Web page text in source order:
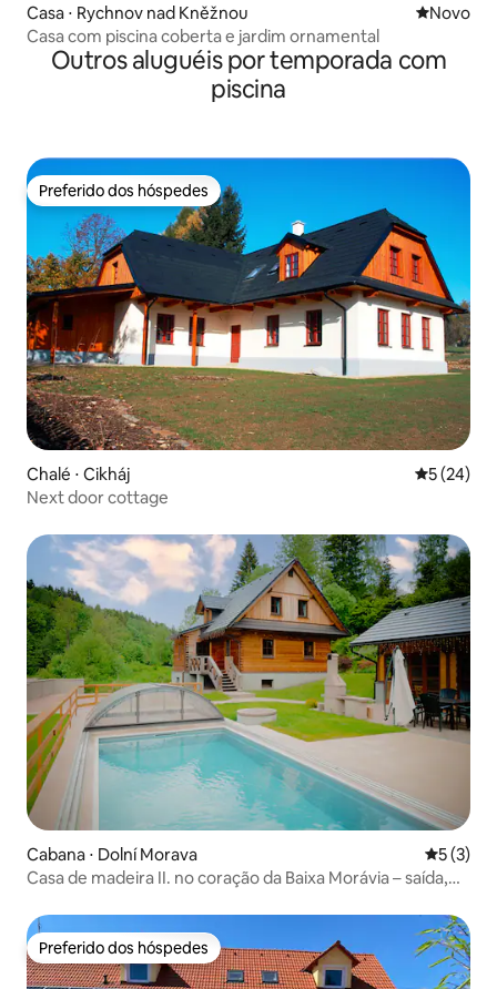
Casa ⋅ Rychnov nad Kněžnou Novo
Novo
Casa com piscina coberta e jardim ornamental
Outros aluguéis por temporada com
piscina
Preferido dos hóspedes
Preferido dos hóspedes
Chalé ⋅ Cikháj 5 de uma
5 (24)
Next door cottage
Cabana ⋅ Dolní Morava 5 de
5 (3)
Casa de madeira II. no coração da Baixa Morávia – saída,
Preferido dos hóspedes
Preferido dos hóspedes